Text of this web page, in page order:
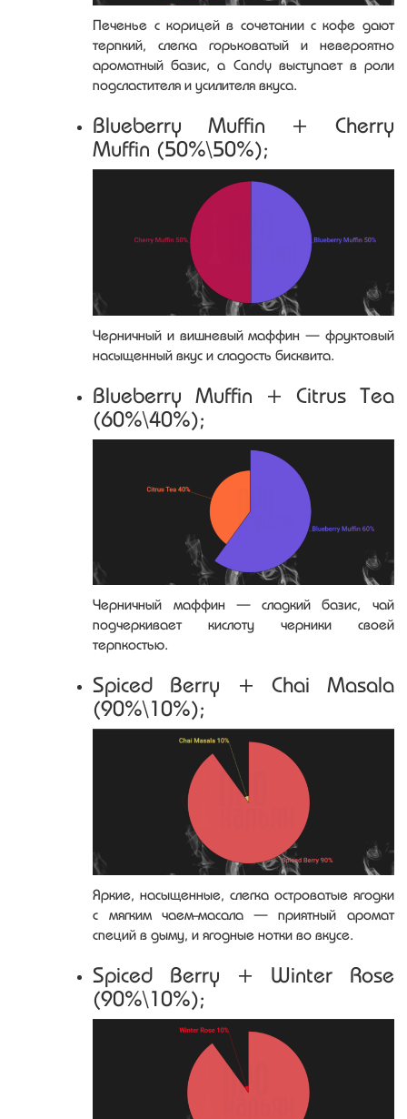
Печенье с корицей в сочетании с кофе дают
терпкий, слегка горьковатый и невероятно
ароматный базис, а Candy выступает в роли
подсластителя и усилителя вкуса.
Blueberry Muffin + Cherry
Muffin (50%\50%);
Черничный и вишневый маффин — фруктовый
насыщенный вкус и сладость бисквита.
Blueberry Muffin + Citrus Tea
(60%\40%);
Черничный маффин — сладкий базис, чай
подчеркивает кислоту черники своей
терпкостью.
Spiced Berry + Chai Masala
(90%\10%);
Яркие, насыщенные, слегка островатые ягодки
с мягким чаем-масала — приятный аромат
специй в дыму, и ягодные нотки во вкусе.
Spiced Berry + Winter Rose
(90%\10%);